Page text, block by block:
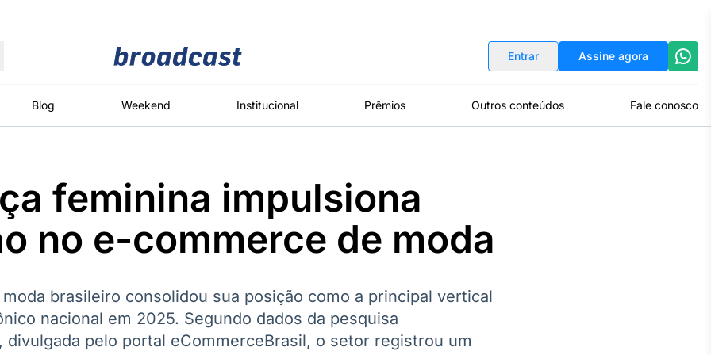
Entrar Assine agora
Blog Weekend Institucional Prêmios Outros conteúdos Fale conosco
Broadcast
Político
Os bastidores da
Energia
O setor de
White Label
Plataforma para
Broadcast
Broadcast
Broadcast
Broadcast
feminina impulsiona
no e-commerce de moda
brasileiro consolidou sua posição como a principal vertical
nacional em 2025. Segundo dados da pesquisa
divulgada pelo portal eCommerceBrasil, o setor registrou um